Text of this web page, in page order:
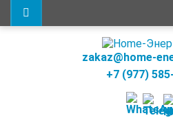
zakaz@home-
+7 (977)